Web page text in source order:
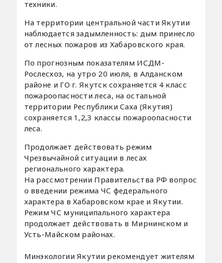
техники.
На территории центральной части Якутии
наблюдается задымленность: дым принесло
от лесных пожаров из Хабаровского края.
По прогнозным показателям ИСДМ-
Рослесхоз, на утро 20 июля, в Алданском
районе и ГО г. Якутск сохраняется 4 класс
пожароопасности леса, на остальной
территории Республики Саха (Якутия)
сохраняется 1,2,3 классы пожароопасности
леса.
Продолжает действовать режим
Чрезвычайной ситуации в лесах
регионального характера.
На рассмотрении Правительства РФ вопрос
о введении режима ЧС федерального
характера в Хабаровском крае и Якутии.
Режим ЧС муниципального характера
продолжает действовать в Мирнинском и
Усть-Майском районах.
Минэкологии Якутии рекомендует жителям